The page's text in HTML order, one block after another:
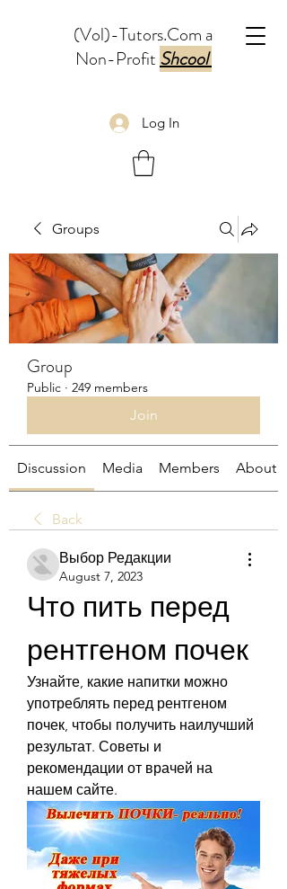
(Vol)-Tutors.Com a
Non-ProfitShcool
Log In
Groups
Group
Public · 249 members
Join
Discussion Media Members About
Back
Выбор Редакции
August 7, 2023
Что пить перед
рентгеном почек
Узнайте, какие напитки можно
употреблять перед рентгеном
почек, чтобы получить наилучший
результат. Советы и
рекомендации от врачей на
нашем сайте.